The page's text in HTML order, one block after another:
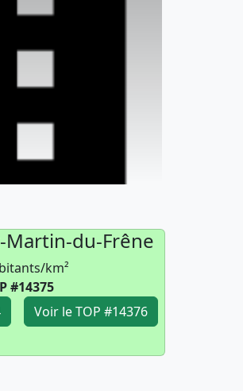
Martin-du-Frêne
km²
#14375
Voir le TOP #14376